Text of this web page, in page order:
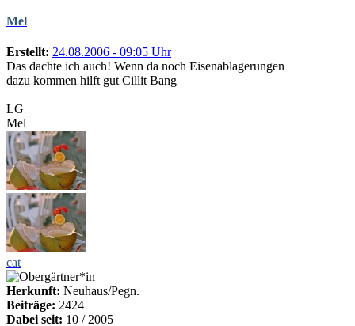
Mel
Erstellt: 24.08.2006 - 09:05 Uhr
Das dachte ich auch! Wenn da noch Eisenablagerungen
dazu kommen hilft gut Cillit Bang
LG
Mel
cat
Herkunft: Neuhaus/Pegn.
Beiträge: 2424
Dabei seit: 10 / 2005